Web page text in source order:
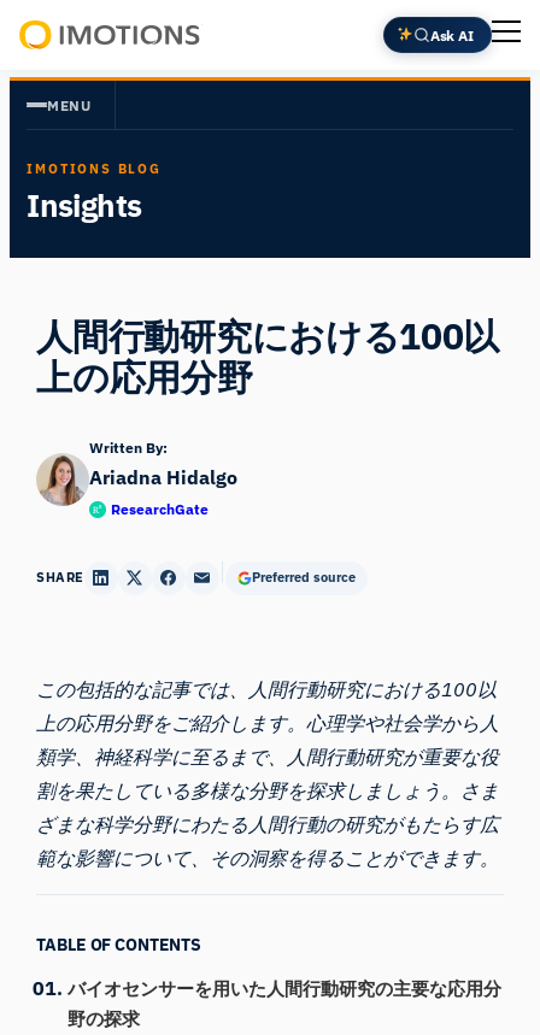
内
容
を
ス
ッ
Insight
Ask AI
MENU
IMOTIONS BLOG
Insights
人間行動研究における100以
上の応用分野
Written By:
Ariadna Hidalgo
ResearchGate
SHARE Preferred source
この包括的な記事では、人間行動研究における100以
上の応用分野をご紹介します。心理学や社会学から人
類学、神経科学に至るまで、人間行動研究が重要な役
割を果たしている多様な分野を探求しましょう。さま
ざまな科学分野にわたる人間行動の研究がもたらす広
範な影響について、その洞察を得ることができます。
TABLE OF CONTENTS
バイオセンサーを用いた人間行動研究の主要な応用分
野の探求